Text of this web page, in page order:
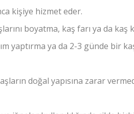
kişiye hizmet eder.
boyatma, kaş farı ya da kaş
yaptırma ya da 2-3 günde bir
doğal yapısına zarar